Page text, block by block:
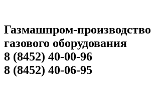
Газмашпром-производство
газового оборудования
8 (8452) 40-00-96
8 (8452) 40-06-95